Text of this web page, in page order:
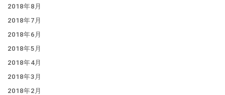
2018年8月
2018年7月
2018年6月
2018年5月
2018年4月
2018年3月
2018年2月